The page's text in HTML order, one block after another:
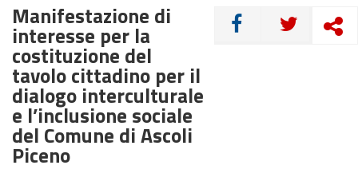
CONDIVIDI
Manifestazione di
interesse per la
costituzione del
tavolo cittadino per il
dialogo interculturale
e l’inclusione sociale
del Comune di Ascoli
Piceno